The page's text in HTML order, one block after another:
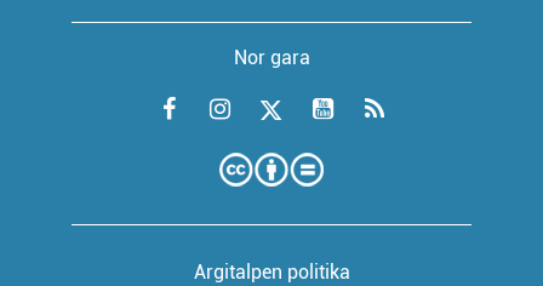
Nor gara
Argitalpen politika